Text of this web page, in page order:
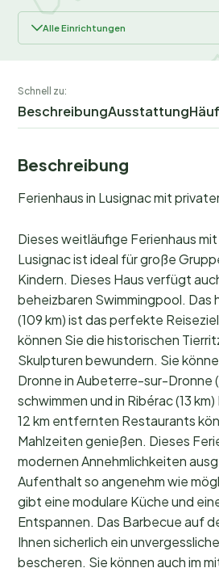
Alle Einrichtungen
Schnell zu:
BeschreibungAusstattung
Beschreibung
Ferienhaus in Lusignac mit
Dieses weitläufige Ferienhaus
Lusignac ist ideal für große
Kindern. Dieses Haus verfügt
beheizbaren Swimmingpool. Das
(109 km) ist das perfekte
können Sie die historischen
Skulpturen bewundern. Sie
Dronne in Aubeterre-sur-Dronne
schwimmen und in Ribérac (13
12 km entfernten Restaurants
Mahlzeiten genießen. Dieses
modernen Annehmlichkeiten
Aufenthalt so angenehm wie
gibt eine modulare Küche und
Entspannen. Das Barbecue auf
Ihnen sicherlich ein
bescheren. Sie können auch im